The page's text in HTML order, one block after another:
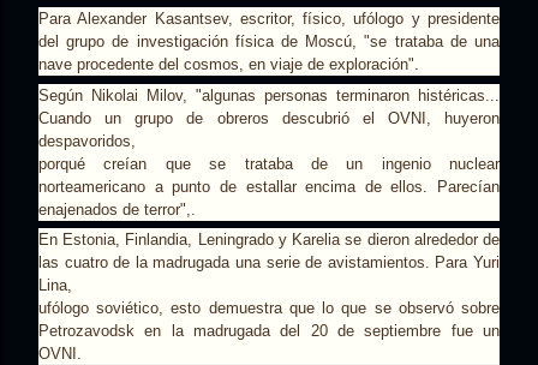
Para Alexander Kasantsev, escritor, físico, ufólogo y presidente
del grupo de investigación física de Moscú, "se trataba de una
nave procedente del cosmos, en viaje de exploración".
Según Nikolai Milov, "algunas personas terminaron histéricas...
Cuando un grupo de obreros descubrió el OVNI, huyeron
despavoridos,
porqué creían que se trataba de un ingenio nuclear
norteamericano a punto de estallar encima de ellos. Parecían
enajenados de terror",.
En Estonia, Finlandia, Leningrado y Karelia se dieron alrededor de
las cuatro de la madrugada una serie de avistamientos. Para Yuri
Lina,
ufólogo soviético, esto demuestra que lo que se observó sobre
Petrozavodsk en la madrugada del 20 de septiembre fue un
OVNI.